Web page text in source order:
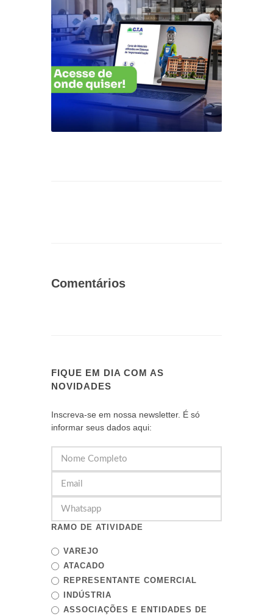
Comentários
FIQUE EM DIA COM AS
NOVIDADES
Inscreva-se em nossa newsletter. É só
informar seus dados aqui:
RAMO DE ATIVIDADE
VAREJO
ATACADO
REPRESENTANTE COMERCIAL
INDÚSTRIA
ASSOCIAÇÕES E ENTIDADES DE